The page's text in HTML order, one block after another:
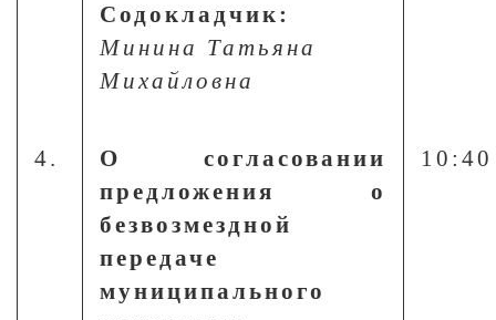
Содокладчик:
Минина Татьяна
Михайловна
4.
О согласовании
предложения о
безвозмездной
передаче
муниципального